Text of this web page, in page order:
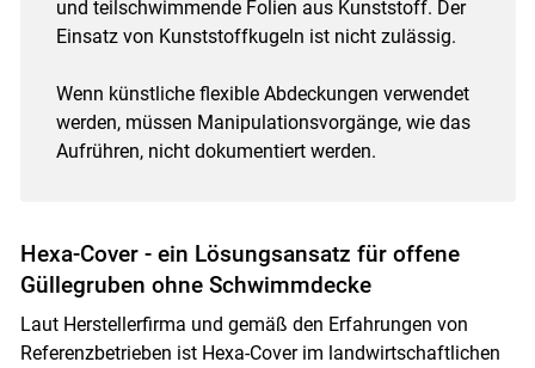
und teilschwimmende Folien aus Kunststoff. Der
Einsatz von Kunststoffkugeln ist nicht zulässig.
Wenn künstliche flexible Abdeckungen verwendet
werden, müssen Manipulationsvorgänge, wie das
Aufrühren, nicht dokumentiert werden.
Hexa-Cover - ein Lösungsansatz für offene
Güllegruben ohne Schwimmdecke
Laut Herstellerfirma und gemäß den Erfahrungen von
Referenzbetrieben ist Hexa-Cover im landwirtschaftlichen